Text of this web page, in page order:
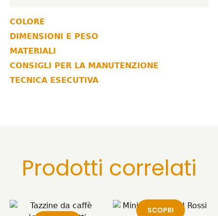
COLORE
DIMENSIONI E PESO
MATERIALI
CONSIGLI PER LA MANUTENZIONE
TECNICA ESECUTIVA
Prodotti correlati
SCOPRI